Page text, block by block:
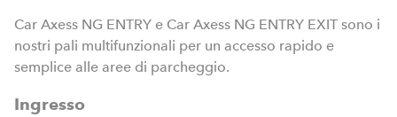
Car Axess NG ENTRY e Car Axess NG ENTRY EXIT sono i
nostri pali multifunzionali per un accesso rapido e
semplice alle aree di parcheggio.
Ingresso